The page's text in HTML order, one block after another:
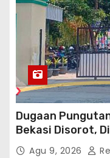
Dugaan
Bekasi Disorot,
Prioritas
Agu 9, 2026